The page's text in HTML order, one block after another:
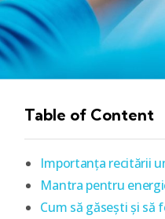
Table of Content
Importanța recitării
Mantra pentru
Cum să găsești și